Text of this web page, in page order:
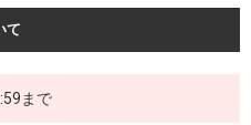
て
まで